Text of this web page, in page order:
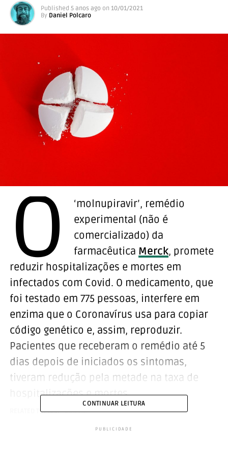
Published 5 anos ago on 10/01/2021
By Daniel Polcaro
O
‘molnupiravir’, remédio
experimental (não é
comercializado) da
farmacêutica Merck, promete
reduzir hospitalizações e mortes em
infectados com Covid. O medicamento, que
foi testado em 775 pessoas, interfere em
enzima que o Coronavírus usa para copiar
código genético e, assim, reproduzir.
Pacientes que receberam o remédio até 5
dias depois de iniciados os sintomas,
tiveram redução pela metade na taxa de
hospitalizações e mortes.
RELATED TOPICS: COVID
CONTINUAR LEITURA
PUBLICIDADE